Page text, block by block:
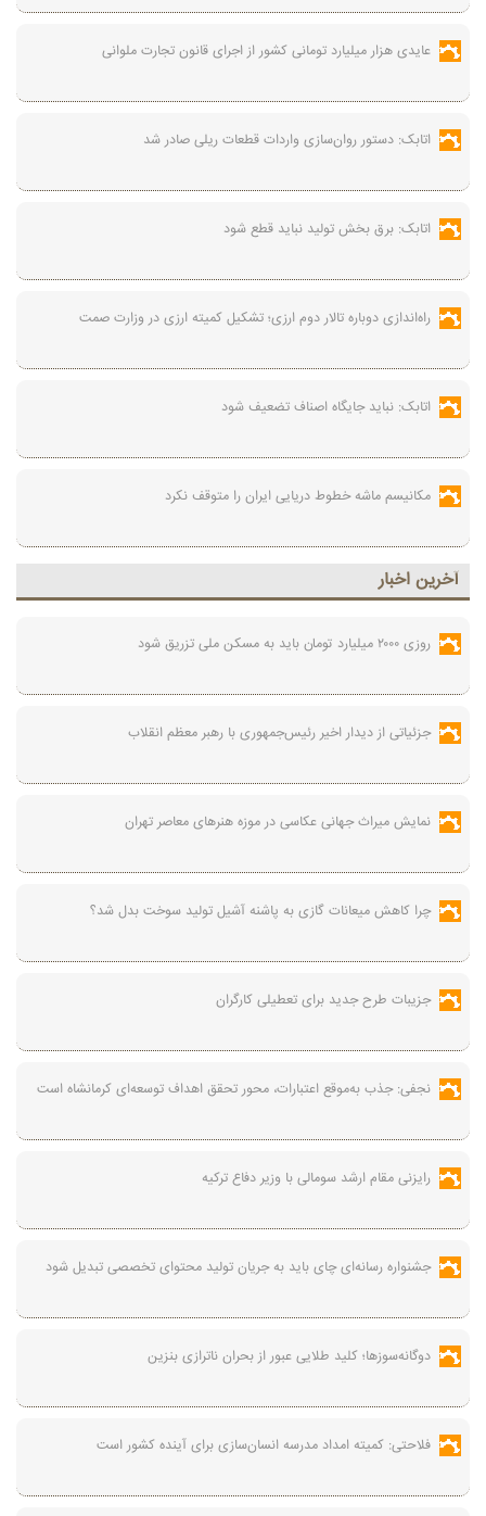
عایدی هزار میلیارد تومانی کشور از اجرای قانون تجارت ملوانی
اتابک: دستور روان‌سازی واردات قطعات ریلی صادر شد
اتابک: برق بخش تولید نباید قطع شود
راه‌اندازی دوباره تالار دوم ارزی؛ تشکیل کمیته ارزی در وزارت صمت
اتابک: نباید جایگاه اصناف تضعیف شود
مکانیسم ماشه خطوط دریایی ایران را متوقف نکرد
آخرين اخبار
روزی ۲۰۰۰ میلیارد تومان باید به مسکن ملی تزریق شود
جزئیاتی از دیدار اخیر رئیس‌جمهوری با رهبر معظم انقلاب
نمایش میراث جهانی عکاسی در موزه هنرهای معاصر تهران
چرا کاهش میعانات گازی به پاشنه آشیل تولید سوخت بدل شد؟
جزیبات طرح جدید برای تعطیلی کارگران
نجفی: جذب به‌موقع اعتبارات، محور تحقق اهداف توسعه‌ای کرمانشاه است
رایزنی مقام ارشد سومالی با وزیر دفاع ترکیه
جشنواره رسانه‌ای چای باید به جریان تولید محتوای تخصصی تبدیل شود
دوگانه‌سوزها؛ کلید طلایی عبور از بحران ناترازی بنزین
فلاحتی: کمیته امداد مدرسه انسان‌سازی برای آینده کشور است